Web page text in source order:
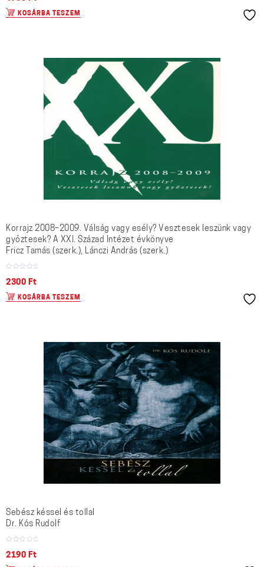
KOSÁRBA TESZEM
Korrajz 2008–2009. Válság vagy esély? Vesztesek leszünk vagy
győztesek? A XXI. Század Intézet évkönyve
Fricz Tamás (szerk.), Lánczi András (szerk.)
2300 Ft
KOSÁRBA TESZEM
Sebész késsel és tollal
Dr. Kós Rudolf
2190 Ft